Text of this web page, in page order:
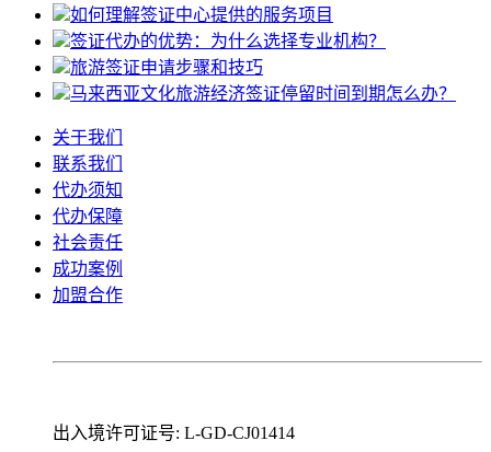
如何理解签证中心提供的服务项目
签证代办的优势：为什么选择专业机构？
旅游签证申请步骤和技巧
马来西亚文化旅游经济签证停留时间到期怎么办？
关于我们
联系我们
代办须知
代办保障
社会责任
成功案例
加盟合作
出入境许可证号: L-GD-CJ01414